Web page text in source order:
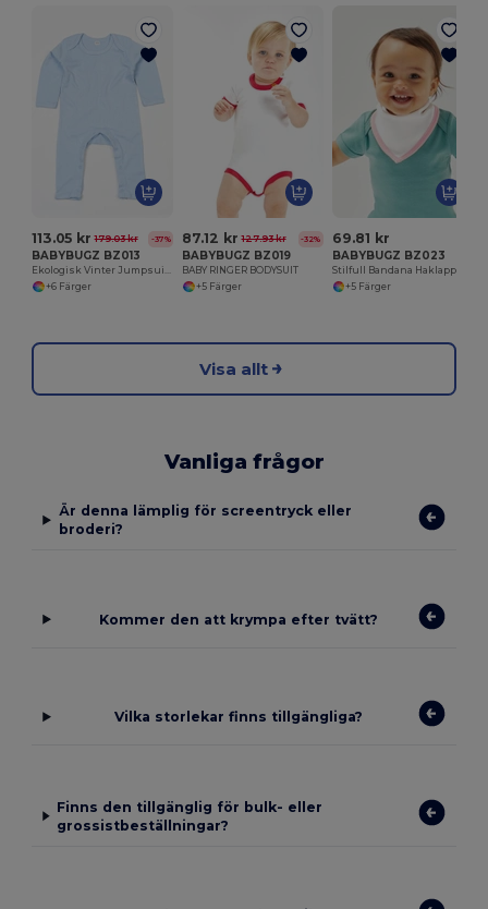
113.05 kr 179.03 kr -37%
BABYBUGZ BZ013
Ekologisk Vinter Jumpsuit för Bebisar
+6 Färger
87.12 kr 127.93 kr -32%
BABYBUGZ BZ019
BABY RINGER BODYSUIT
+5 Färger
69.81 kr
BABYBUGZ BZ023
+5 Färger
Visa allt
Vanliga frågor
Är denna lämplig för screentryck eller
broderi?
Kommer den att krympa efter tvätt?
Vilka storlekar finns tillgängliga?
Finns den tillgänglig för bulk- eller
grossistbeställningar?